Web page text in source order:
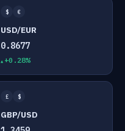
$ €
USD/EUR
0.8677
+0.28%
£ $
GBP/USD